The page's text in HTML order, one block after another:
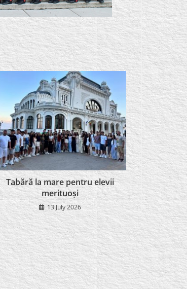
Tabără la mare pentru elevii
merituoși
13 July 2026